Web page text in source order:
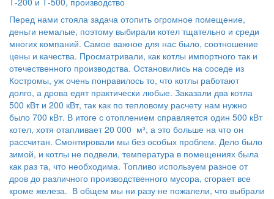
Перед нами стояла задача отопить огромное помещение,
деньги немалые, поэтому выбирали котел тщательно и среди
многих компаний. Самое важное для нас было, соотношение
цены и качества. Просматривали, как котлы импортного так и
отечественного производства. Остановились на соседе из
Костромы, уж очень понравилось то, что котлы работают
долго, а дрова едят практически любые. Заказали два котла
500 кВт и 200 кВт, так как по тепловому расчету нам нужно
было 700 кВт. В итоге с отоплением справляется один 500 кВт
котел, хотя отапливает 20 000 м³, а это больше на что он
рассчитан. Смонтировали мы без особых проблем. Дело было
зимой, и котлы не подвели, температура в помещениях была
как раз та, что необходима. Топливо используем разное от
дров до различного производственного мусора, сгорает все
кроме железа. В общем мы ни разу не пожалели, что выбрали